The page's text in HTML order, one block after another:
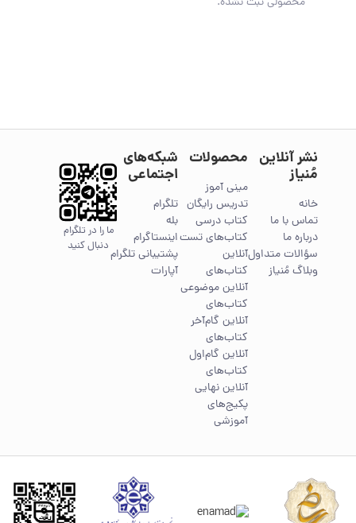
نشر آنلاین
مُنیاز
خانه
تماس با ما
درباره ما
سؤالات متداول
وبلاگ مُنیاز
محصولات
مینی آموز
تدریس رایگان
کتاب درسی
کتاب‌های تست
آنلاین
کتاب‌های
آنلاین موضوعی
کتاب‌های
آنلاین گام‌آخر
کتاب‌های
آنلاین گام‌اول
کتاب‌های
آنلاین نهایی
پکیج‌های
آموزشی
شبکه‌های
اجتماعی
تلگرام
بله
اینستاگرام
پشتیبانی تلگرام
آپارات
ما را در تلگرام
دنبال کنید